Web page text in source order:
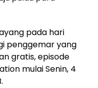
pada hari
penggemar yang
gratis, episode
mulai Senin, 4